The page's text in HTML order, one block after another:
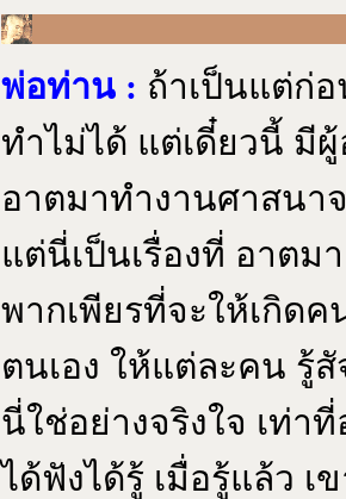
พ่อท่าน : ถ้าเป็นแต่ก่
ทำไม่ได้ แต่เดี๋ยวนี้ มี
อาตมาทำงานศาสนา
แต่นี่เป็นเรื่องที่ อาตม
พากเพียรที่จะให้เกิด
ตนเอง ให้แต่ละคน รู้
นี่ใช่อย่างจริงใจ เท่า
ได้ฟังได้รู้ เมื่อรู้แล้ว เ